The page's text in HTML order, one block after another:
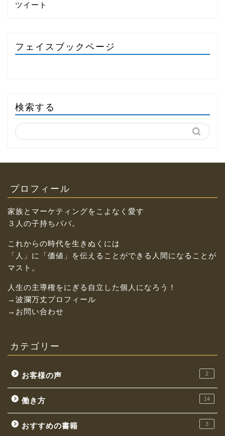
ツイート
フェイスブックページ
検索する
プロフィール
家族とマーケティングをこよなく愛す
３人の子持ちパパ。
これからの時代を生きぬくには
「人」に「価値」を伝えることができる人間になることが
マスト。
人生の主導権をにぎる自立した個人になろう！
→波瀾万丈プロフィール
→お問い合わせ
カテゴリー
お客様の声 2
働き方 14
おすすめの書籍 3